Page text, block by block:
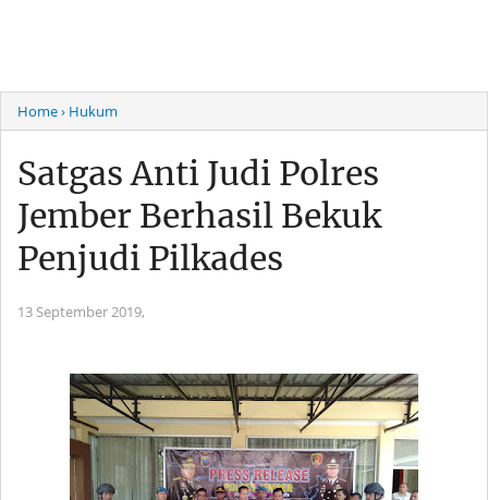
Home› Hukum
Satgas Anti Judi Polres
Jember Berhasil Bekuk
Penjudi Pilkades
13 September 2019,